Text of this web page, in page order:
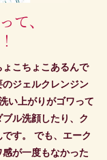
て、
こちょこあるんで
ジェルクレンジン
い上がりがゴワって
ル洗顔したり、ク
す。 でも、エーク
が一度もなかった